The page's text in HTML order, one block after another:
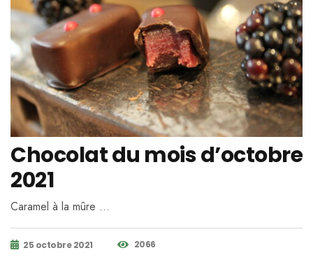
Chocolat du mois d’octobre
2021
Caramel à la mûre …
25 octobre 2021 2066